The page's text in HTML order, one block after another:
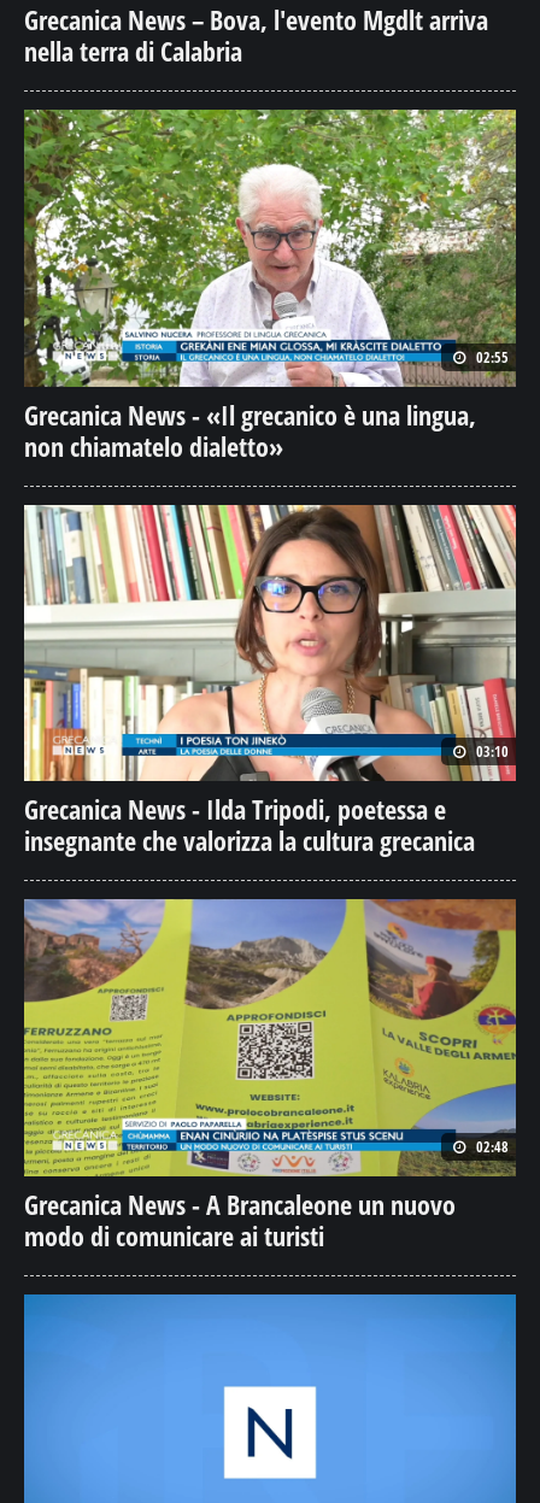
Grecanica News – Bova, l'evento Mgdlt arriva
nella terra di Calabria
02:55
Grecanica News - «Il grecanico è una lingua,
non chiamatelo dialetto»
03:10
Grecanica News - Ilda Tripodi, poetessa e
insegnante che valorizza la cultura grecanica
02:48
Grecanica News - A Brancaleone un nuovo
modo di comunicare ai turisti